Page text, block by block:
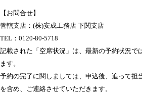
【お問合せ】
管轄支店：(株)安成工務店 下関支店
TEL： 0120-80-5718
記載された「空席状況」は、最新の予約状況で
ます。
予約の完了に関しましては、申込後、追って担
を含め、ご連絡させていただきます。